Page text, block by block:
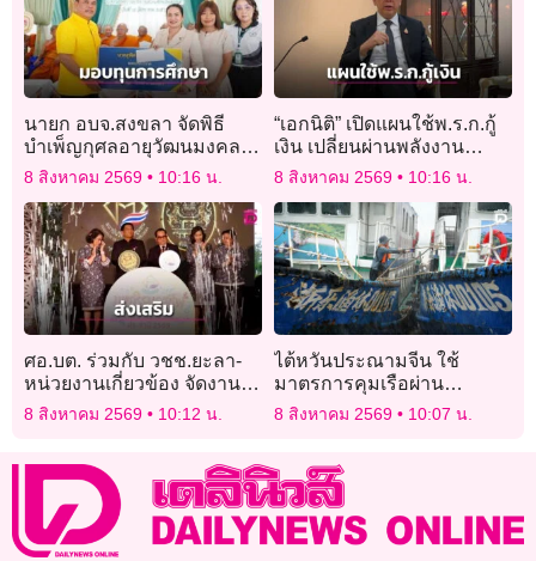
นายก อบจ.สงขลา จัดพิธี
บำเพ็ญกุศลอายุวัฒนมงคล
มอบทุนการศึกษาสามเณร
8 สิงหาคม 2569 10:16 น.
“เอกนิติ” เปิดแผนใช้พ.ร.ก.กู้
เงิน เปลี่ยนผ่านพลังงาน
ประเดิมติดโซลาร์-รถ
8 สิงหาคม 2569 10:16 น.
ศอ.บต. ร่วมกับ วชช.ยะลา-
หน่วยงานเกี่ยวข้อง จัดงาน
“มหกรรมอาชีพ 2569”
8 สิงหาคม 2569 10:12 น.
ไต้หวันประณามจีน ใช้
มาตรการคุมเรือผ่าน
ช่องแคบช่วงไต้ฝุ่น “ดอลฟิน”
8 สิงหาคม 2569 10:07 น.